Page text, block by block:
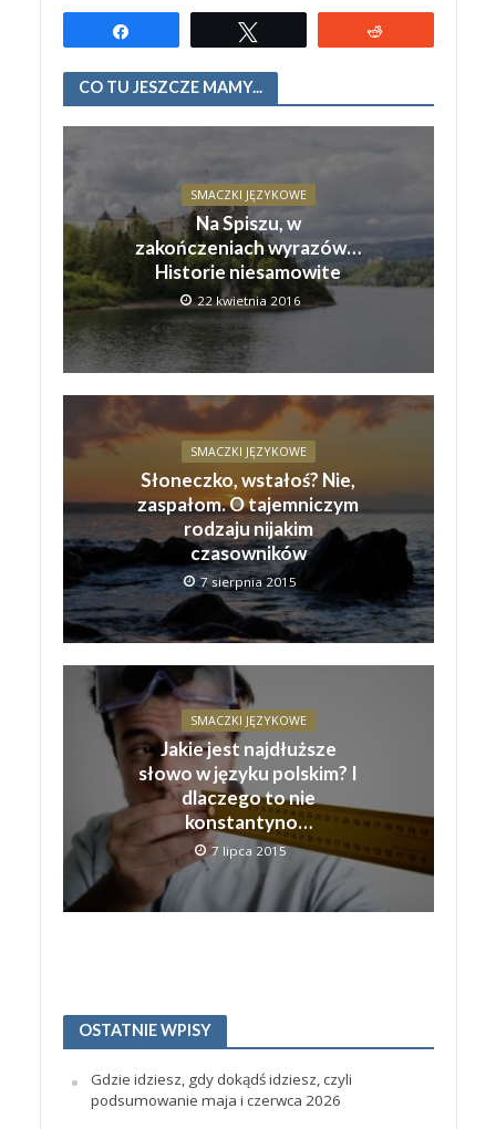
CO TU JESZCZE MAMY...
SMACZKI JĘZYKOWE
Na Spiszu, w
zakończeniach wyrazów…
Historie niesamowite
22 kwietnia 2016
SMACZKI JĘZYKOWE
Słoneczko, wstałoś? Nie,
zaspałom. O tajemniczym
rodzaju nijakim
czasowników
7 sierpnia 2015
SMACZKI JĘZYKOWE
Jakie jest najdłuższe
słowo w języku polskim? I
dlaczego to nie
konstantyno…
7 lipca 2015
OSTATNIE WPISY
Gdzie idziesz, gdy dokądś idziesz, czyli
podsumowanie maja i czerwca 2026